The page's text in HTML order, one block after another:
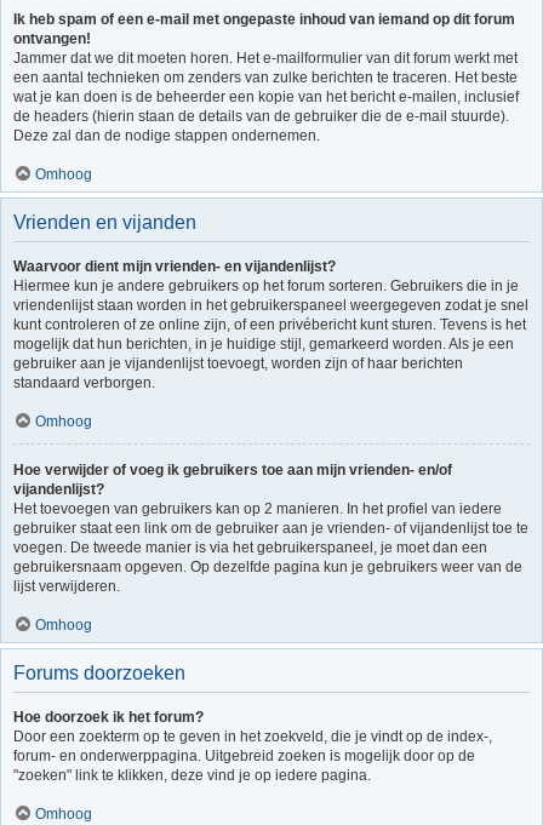
Ik heb spam of een e-mail met ongepaste inhoud van iemand op dit forum
ontvangen!
Jammer dat we dit moeten horen. Het e-mailformulier van dit forum werkt met
een aantal technieken om zenders van zulke berichten te traceren. Het beste
wat je kan doen is de beheerder een kopie van het bericht e-mailen, inclusief
de headers (hierin staan de details van de gebruiker die de e-mail stuurde).
Deze zal dan de nodige stappen ondernemen.
Omhoog
Vrienden en vijanden
Waarvoor dient mijn vrienden- en vijandenlijst?
Hiermee kun je andere gebruikers op het forum sorteren. Gebruikers die in je
vriendenlijst staan worden in het gebruikerspaneel weergegeven zodat je snel
kunt controleren of ze online zijn, of een privébericht kunt sturen. Tevens is het
mogelijk dat hun berichten, in je huidige stijl, gemarkeerd worden. Als je een
gebruiker aan je vijandenlijst toevoegt, worden zijn of haar berichten
standaard verborgen.
Omhoog
Hoe verwijder of voeg ik gebruikers toe aan mijn vrienden- en/of
vijandenlijst?
Het toevoegen van gebruikers kan op 2 manieren. In het profiel van iedere
gebruiker staat een link om de gebruiker aan je vrienden- of vijandenlijst toe te
voegen. De tweede manier is via het gebruikerspaneel, je moet dan een
gebruikersnaam opgeven. Op dezelfde pagina kun je gebruikers weer van de
lijst verwijderen.
Omhoog
Forums doorzoeken
Hoe doorzoek ik het forum?
Door een zoekterm op te geven in het zoekveld, die je vindt op de index-,
forum- en onderwerppagina. Uitgebreid zoeken is mogelijk door op de
"zoeken" link te klikken, deze vind je op iedere pagina.
Omhoog